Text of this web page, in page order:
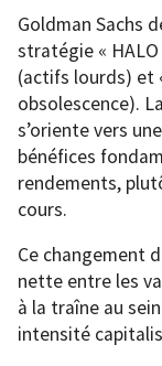
Goldman Sachs
stratégie «
(actifs lourds) et
obsolescence).
s’oriente vers
bénéfices
rendements,
cours.
Ce changement
nette entre les
à la traîne au
intensité